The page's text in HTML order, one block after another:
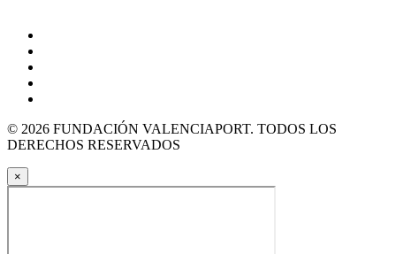
© 2026 FUNDACIÓN VALENCIAPORT. TODOS LOS
DERECHOS RESERVADOS
×